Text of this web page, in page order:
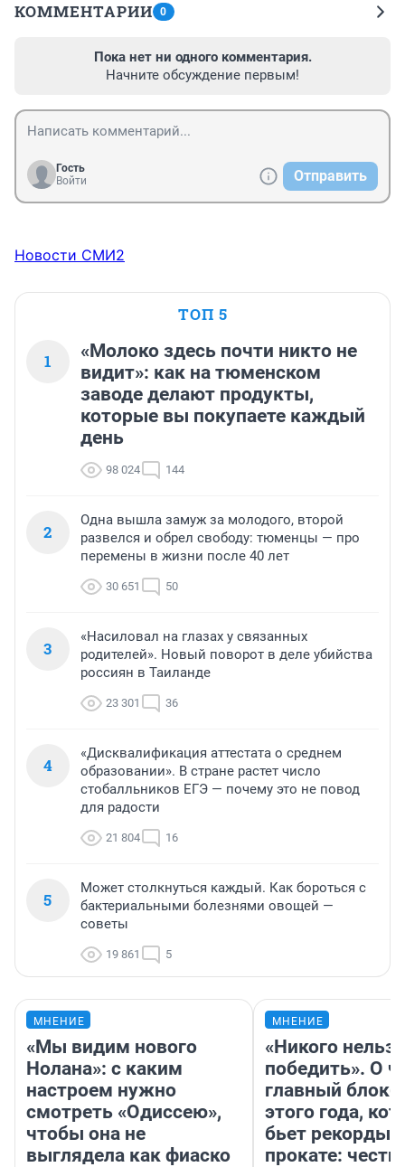
КОММЕНТАРИИ 0
Пока нет ни одного комментария.
Начните обсуждение первым!
Гость
Войти
Отправить
Новости СМИ2
ТОП 5
1
«Молоко здесь почти никто не
видит»: как на тюменском
заводе делают продукты,
которые вы покупаете каждый
день
98 024 144
2
Одна вышла замуж за молодого, второй
развелся и обрел свободу: тюменцы — про
перемены в жизни после 40 лет
30 651 50
3
«Насиловал на глазах у связанных
родителей». Новый поворот в деле убийства
россиян в Таиланде
23 301 36
4
«Дисквалификация аттестата о среднем
образовании». В стране растет число
стобалльников ЕГЭ — почему это не повод
для радости
21 804 16
5
Может столкнуться каждый. Как бороться с
бактериальными болезнями овощей —
советы
19 861 5
МНЕНИЕ
«Мы видим нового
Нолана»: с каким
настроем нужно
смотреть «Одиссею»,
чтобы она не
выглядела как фиаско
МНЕНИЕ
«Никого нельзя
победить». О
главный
этого года,
бьет рекорды в
прокате: